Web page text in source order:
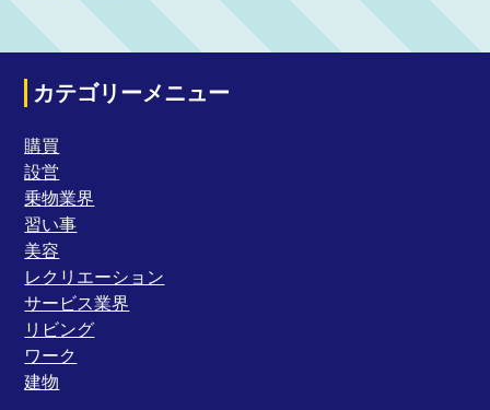
カテゴリーメニュー
購買
設営
乗物業界
習い事
美容
レクリエーション
サービス業界
リビング
ワーク
建物